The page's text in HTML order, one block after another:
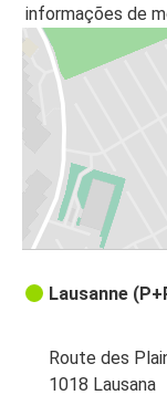
informações de
Lausanne
Route des
1018 Lausana